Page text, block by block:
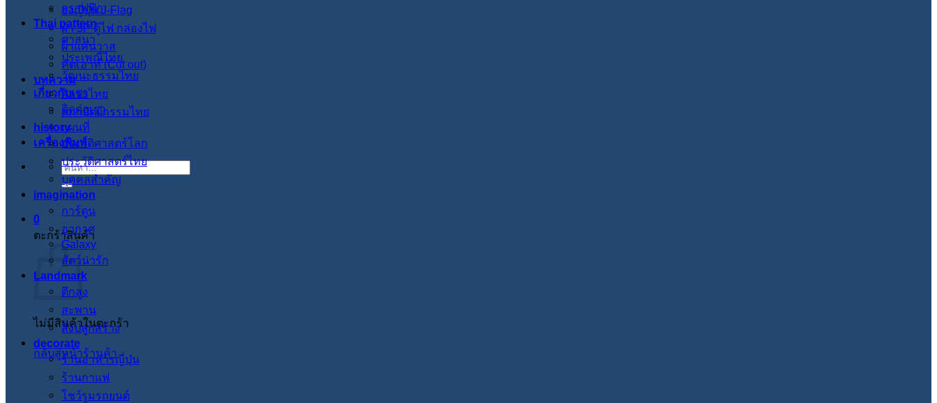
ธงญี่ปุ่น J-Flag
ผ้า 3P ตู้ไฟ กล่องไฟ
ผ้าแคนวาส
คัตเอาท์ (Cut out)
บทความ
เกี่ยวกับเรา
ติดต่อเรา
แผนที่
เครื่องพิมพ์
ค้นหา:
0
ตะกร้าสินค้า
ไม่มีสินค้าในตะกร้า
กลับสู่หน้าร้านค้า
กราฟฟิก
Thai pattern
ศาสนา
ประเพณีไทย
วัฒนะธรรมไทย
ศิลปะไทย
สภาปัตย์กรรมไทย
history
ประวัติศาสตร์โลก
ประวัติศาสตร์ไทย
บุคคลสำคัญ
imagination
การ์ตูน
อวกาศ
Galaxy
สัตว์น่ารัก
Landmark
ตึกสูง
สะพาน
สิ่งปลูกสร้าง
decorate
ร้านอาหารญี่ปุ่น
ร้านกาแฟ
โชว์รูมรถยนต์